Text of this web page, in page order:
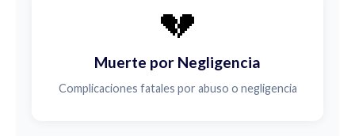
💔
Muerte por Negligencia
Complicaciones fatales por abuso o negligencia